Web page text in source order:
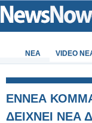
ΝΕΑ VIDEO
ΕΝΝΕΑ
ΔΕΙΧΝΕΙ ΝΕΑ